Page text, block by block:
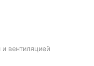
вентиляцией